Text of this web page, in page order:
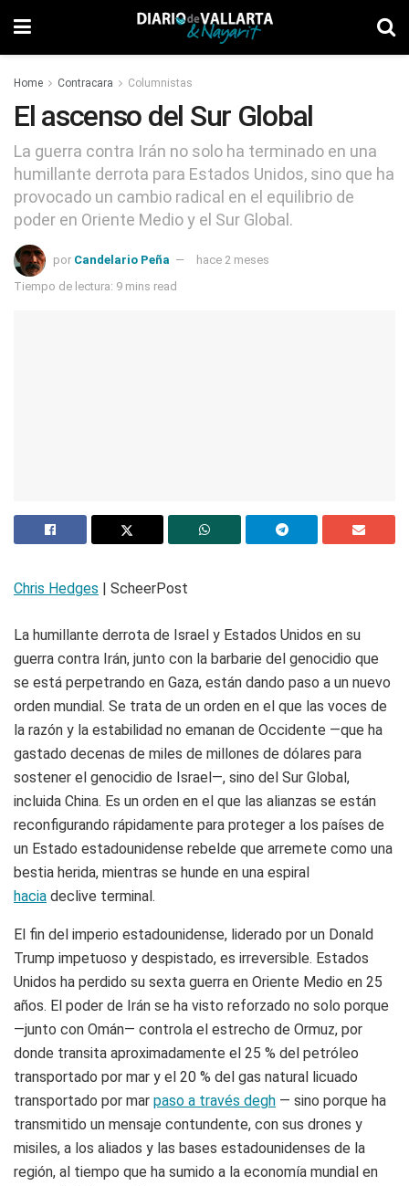
Home Contracara Columnistas
El ascenso del Sur Global
La guerra contra Irán no solo ha terminado en una
humillante derrota para Estados Unidos, sino que ha
provocado un cambio radical en el equilibrio de
poder en Oriente Medio y el Sur Global.
por Candelario Peña
hace 2 meses
Tiempo de lectura: 9 mins read
Chris Hedges | ScheerPost
La humillante derrota de Israel y Estados Unidos en su
guerra contra Irán, junto con la barbarie del genocidio que
se está perpetrando en Gaza, están dando paso a un nuevo
orden mundial. Se trata de un orden en el que las voces de
la razón y la estabilidad no emanan de Occidente —que ha
gastado decenas de miles de millones de dólares para
sostener el genocidio de Israel—, sino del Sur Global,
incluida China. Es un orden en el que las alianzas se están
reconfigurando rápidamente para proteger a los países de
un Estado estadounidense rebelde que arremete como una
bestia herida, mientras se hunde en una espiral
hacia declive terminal.
El fin del imperio estadounidense, liderado por un Donald
Trump impetuoso y despistado, es irreversible. Estados
Unidos ha perdido su sexta guerra en Oriente Medio en 25
años. El poder de Irán se ha visto reforzado no solo porque
—junto con Omán— controla el estrecho de Ormuz, por
donde transita aproximadamente el 25 % del petróleo
transportado por mar y el 20 % del gas natural licuado
transportado por mar paso a través degh — sino porque ha
transmitido un mensaje contundente, con sus drones y
misiles, a los aliados y las bases estadounidenses de la
región, al tiempo que ha sumido a la economía mundial en